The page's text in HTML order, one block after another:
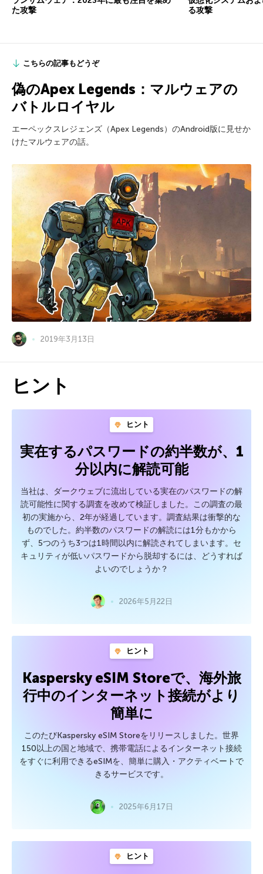
た攻撃
る攻撃
こちらの記事もどうぞ
偽のApex Legends：マルウェアの
バトルロイヤル
エーペックスレジェンズ（Apex Legends）のAndroid版に見せか
けたマルウェアの話。
2019年3月13日
ヒント
ヒント
実在するパスワードの約半数が、1
分以内に解読可能
当社は、ダークウェブに流出している実在のパスワードの解
読可能性に関する調査を改めて検証しました。この調査の最
初の実施から、2年が経過しています。調査結果は衝撃的な
ものでした。約半数のパスワードの解読には1分もかから
ず、5つのうち3つは1時間以内に解読されてしまいます。セ
キュリティが低いパスワードから脱却するには、どうすれば
よいのでしょうか？
2026年5月22日
ヒント
Kaspersky eSIM Storeで、海外旅
行中のインターネット接続がより
簡単に
このたびKaspersky eSIM Storeをリリースしました。世界
150以上の国と地域で、携帯電話によるインターネット接続
をすぐに利用できるeSIMを、簡単に購入・アクティベートで
きるサービスです。
2025年6月17日
ヒント